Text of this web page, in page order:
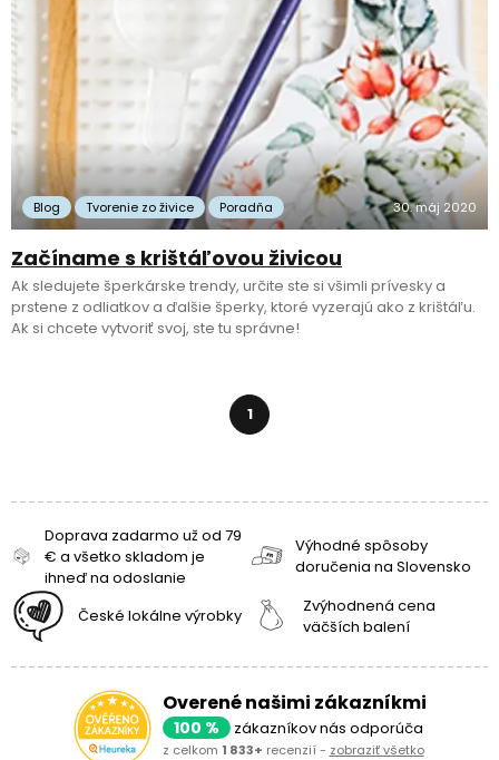
Blog Tvorenie zo živice Poradňa 30. máj 2020
Začíname s krištáľovou živicou
Ak sledujete šperkárske trendy, určite ste si všimli prívesky a
prstene z odliatkov a ďalšie šperky, ktoré vyzerajú ako z krištáľu.
Ak si chcete vytvoriť svoj, ste tu správne!
1
Doprava zadarmo už od 79
€ a všetko skladom je
ihneď na odoslanie
Výhodné spôsoby
doručenia na Slovensko
České lokálne výrobky
Zvýhodnená cena
väčších balení
Overené našimi zákazníkmi
100 % zákazníkov nás odporúča
z celkom 1 833+ recenzií - zobraziť všetko